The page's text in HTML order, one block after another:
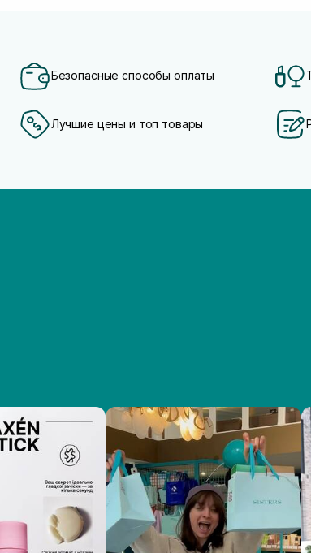
Безопасные способы оплаты
Лучшие цены и топ товары